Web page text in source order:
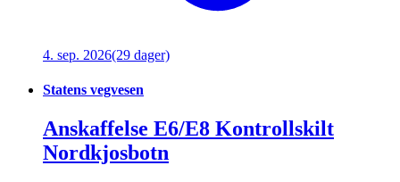
4. sep. 2026(29 dager)
Statens vegvesen
Anskaffelse E6/E8 Kontrollskilt
Nordkjosbotn